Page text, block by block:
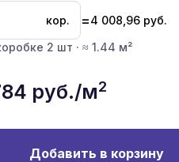
кор. =4 008,96 руб.
2 шт · ≈ 1.44 м²
руб./м2
Добавить в корзину